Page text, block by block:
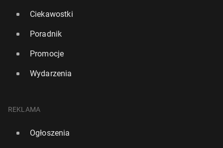
Ciekawostki
Poradnik
Promocje
Wydarzenia
REKLAMA
Ogłoszenia